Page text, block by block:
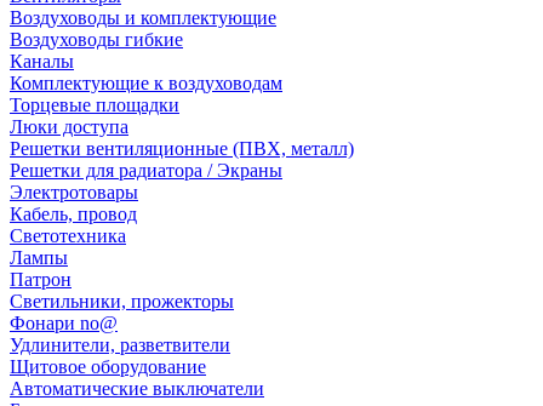
Воздуховоды и комплектующие
Воздуховоды гибкие
Каналы
Комплектующие к воздуховодам
Торцевые площадки
Люки доступа
Решетки вентиляционные (ПВХ, металл)
Решетки для радиатора / Экраны
Электротовары
Кабель, провод
Светотехника
Лампы
Патрон
Светильники, прожекторы
Фонари no@
Удлинители, разветвители
Щитовое оборудование
Автоматические выключатели